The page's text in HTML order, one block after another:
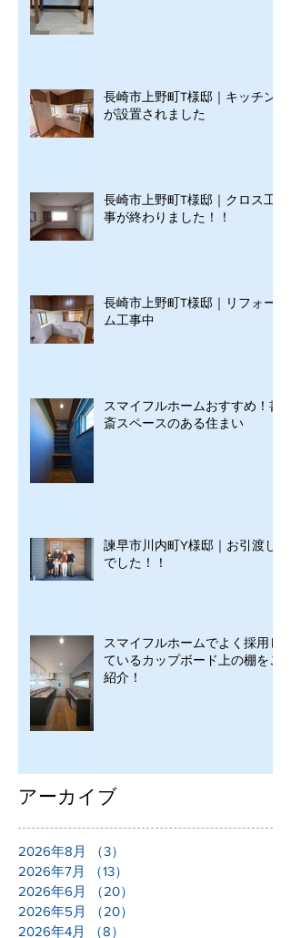
長崎市上野町T様邸｜キッチン
が設置されました
長崎市上野町T様邸｜クロス工
事が終わりました！！
長崎市上野町T様邸｜リフォー
ム工事中
スマイフルホームおすすめ！書
斎スペースのある住まい
諫早市川内町Y様邸｜お引渡し
でした！！
スマイフルホームでよく採用し
ているカップボード上の棚をご
紹介！
アーカイブ
2026年8月 （3）
2026年7月
（13）
2026年6月
（20）
2026年5月
（20）
2026年4月
（8）